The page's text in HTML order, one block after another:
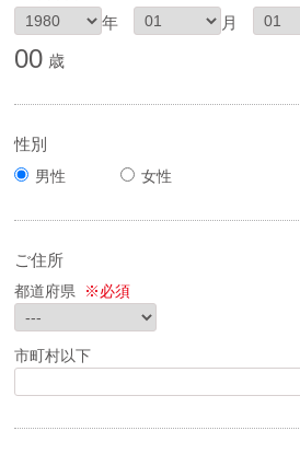
年
月
00 歳
性別
男性 女性
ご住所
都道府県 ※必須
市町村以下